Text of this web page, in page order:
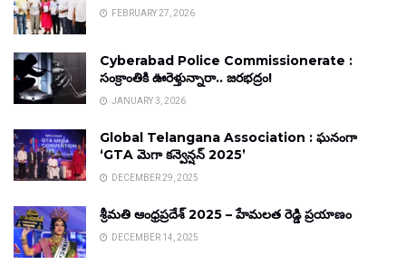
FEBRUARY 27, 2026
Cyberabad Police Commissionerate :
సంక్రాంతికి ఊరెళ్తున్నారా.. జరభద్రం!
JANUARY 3, 2026
Global Telangana Association : ఘనంగా
‘GTA మెగా కన్వెన్షన్ 2025’
DECEMBER 29, 2025
శ్రీమతి ఆంధ్రప్రదేశ్ 2025 – హేమలత రెడ్డి ప్రయాణం
DECEMBER 14, 2025